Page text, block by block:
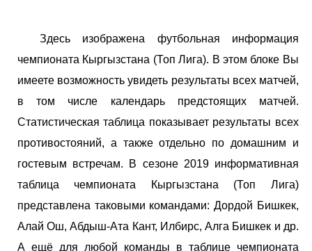
Здесь изображена футбольная информация
чемпионата Кыргызстана (Топ Лига). В этом блоке Вы
имеете возможность увидеть результаты всех матчей,
в том числе календарь предстоящих матчей.
Статистическая таблица показывает результаты всех
противостояний, а также отдельно по домашним и
гостевым встречам. В сезоне 2019 информативная
таблица чемпионата Кыргызстана (Топ Лига)
представлена таковыми командами: Дордой Бишкек,
Алай Ош, Абдыш-Ата Кант, Илбирс, Алга Бишкек и др.
А ещё для любой команды в таблице чемпионата